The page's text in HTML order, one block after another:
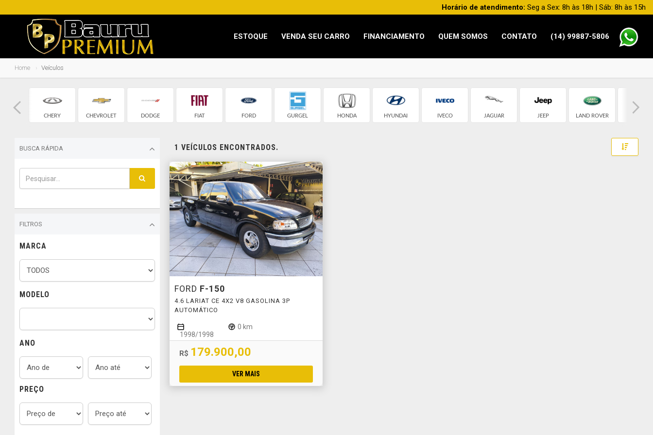
Horário de atendimento: Seg a Sex: 8h às 18h | Sáb: 8h às 15h
ESTOQUE VENDA SEU CARRO FINANCIAMENTO QUEM SOMOS CONTATO (14) 99887-5806
Home Veículos
CHERY CHEVROLET DODGE FIAT FORD GURGEL HONDA HYUNDAI IVECO JAGUAR JEEP LAND ROVER
BUSCA RÁPIDA
FILTROS
MARCA
MODELO
ANO
PREÇO
1 VEÍCULOS ENCONTRADOS. Toggle
FORD F-150
4.6 LARIAT CE 4X2 V8 GASOLINA 3P
AUTOMÁTICO
1998/1998
0 km
R$ 179.900,00
VER MAIS